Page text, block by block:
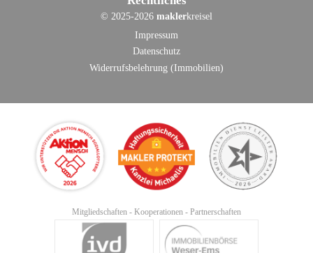
© 2025-2026 maklerkreisel
Impressum
Datenschutz
Widerrufsbelehrung (Immobilien)
Mitgliedschaften - Kooperationen - Partnerschaften